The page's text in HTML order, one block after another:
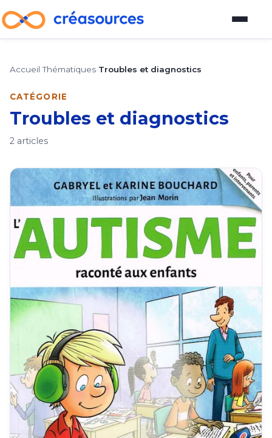
Plateforme d'outils
Guide pour devenir vendeur
À propos
Comment participer au blog
Auteurs
Contactez-nous
Accueil ›Thématiques Troubles et diagnostics
CATÉGORIE
Troubles et diagnostics
2 articles